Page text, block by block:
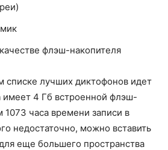
флэш-накопителя
лучших диктофонов идет
имеет 4 Гб встроенной флэш-
1073 часа времени записи в
недостаточно, можно вставить
еще большего пространства